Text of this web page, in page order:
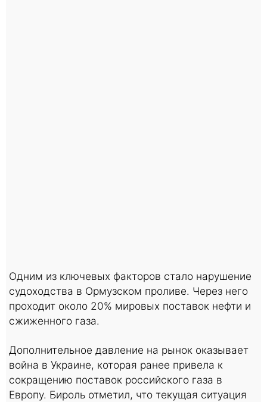
Одним из ключевых факторов стало нарушение
судоходства в Ормузском проливе. Через него
проходит около 20% мировых поставок нефти и
сжиженного газа.
Дополнительное давление на рынок оказывает
война в Украине, которая ранее привела к
сокращению поставок российского газа в
Европу. Бироль отметил, что текущая ситуация